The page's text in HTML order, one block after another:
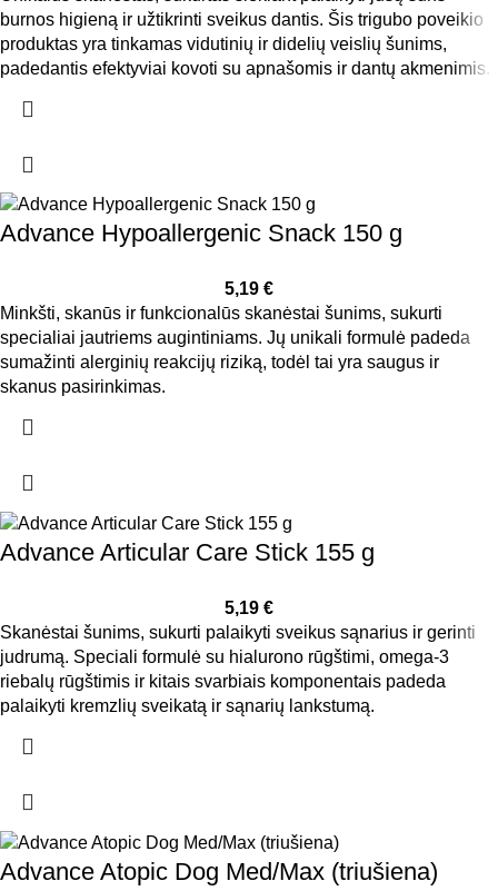
burnos higieną ir užtikrinti sveikus dantis. Šis trigubo poveikio
produktas yra tinkamas vidutinių ir didelių veislių šunims,
padedantis efektyviai kovoti su apnašomis ir dantų akmenimis.
Advance Hypoallergenic Snack 150 g
5,19 €
Minkšti, skanūs ir funkcionalūs skanėstai šunims, sukurti
specialiai jautriems augintiniams. Jų unikali formulė padeda
sumažinti alerginių reakcijų riziką, todėl tai yra saugus ir
skanus pasirinkimas.
Advance Articular Care Stick 155 g
5,19 €
Skanėstai šunims, sukurti palaikyti sveikus sąnarius ir gerinti
judrumą. Speciali formulė su hialurono rūgštimi, omega-3
riebalų rūgštimis ir kitais svarbiais komponentais padeda
palaikyti kremzlių sveikatą ir sąnarių lankstumą.
Advance Atopic Dog Med/Max (triušiena)